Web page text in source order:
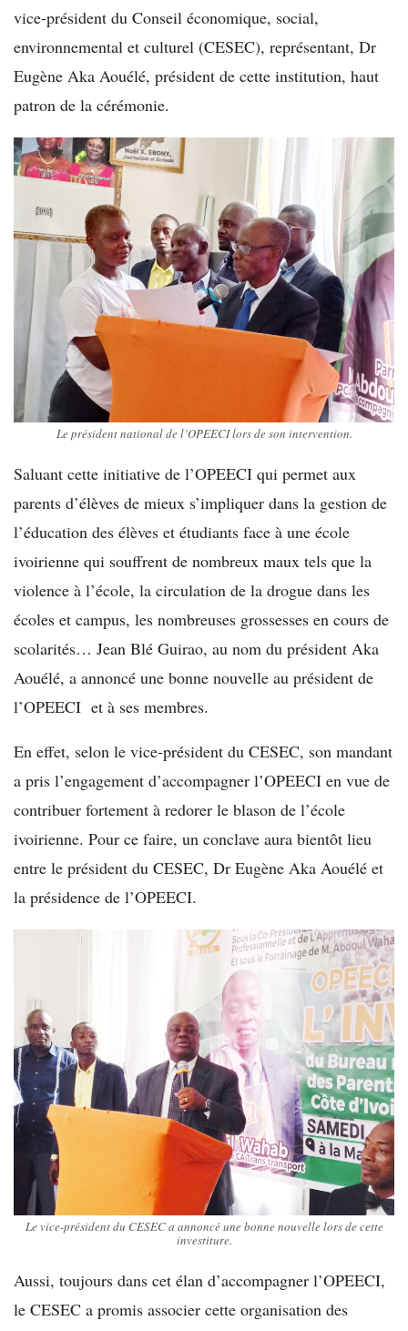
vice-président du Conseil économique, social,
environnemental et culturel (CESEC), représentant, Dr
Eugène Aka Aouélé, président de cette institution, haut
patron de la cérémonie.
Le président national de l’OPEECI lors de son intervention.
Saluant cette initiative de l’OPEECI qui permet aux
parents d’élèves de mieux s’impliquer dans la gestion de
l’éducation des élèves et étudiants face à une école
ivoirienne qui souffrent de nombreux maux tels que la
violence à l’école, la circulation de la drogue dans les
écoles et campus, les nombreuses grossesses en cours de
scolarités… Jean Blé Guirao, au nom du président Aka
Aouélé, a annoncé une bonne nouvelle au président de
l’OPEECI et à ses membres.
En effet, selon le vice-président du CESEC, son mandant
a pris l’engagement d’accompagner l’OPEECI en vue de
contribuer fortement à redorer le blason de l’école
ivoirienne. Pour ce faire, un conclave aura bientôt lieu
entre le président du CESEC, Dr Eugène Aka Aouélé et
la présidence de l’OPEECI.
Le vice-président du CESEC a annoncé une bonne nouvelle lors de cette
investiture.
Aussi, toujours dans cet élan d’accompagner l’OPEECI,
le CESEC a promis associer cette organisation des